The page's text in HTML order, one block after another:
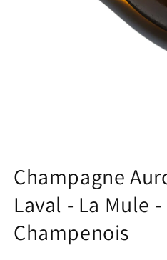
openen
in
modaal
Champagne
Laval - La Mule
Champenois